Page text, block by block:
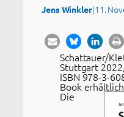
Jens Winkler|11.
Schattauer/
Stuttgart
ISBN 978-3-
Book erhältlich
Die